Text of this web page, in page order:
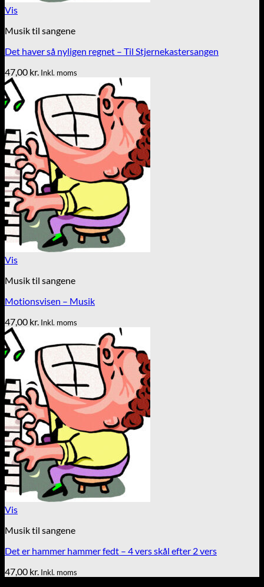
Vis
Musik til sangene
Det haver så nyligen regnet – Til Stjernekastersangen
47,00 kr. Inkl. moms
Vis
Musik til sangene
Motionsvisen – Musik
47,00 kr. Inkl. moms
Vis
Musik til sangene
Det er hammer hammer fedt – 4 vers skål efter 2 vers
47,00 kr. Inkl. moms